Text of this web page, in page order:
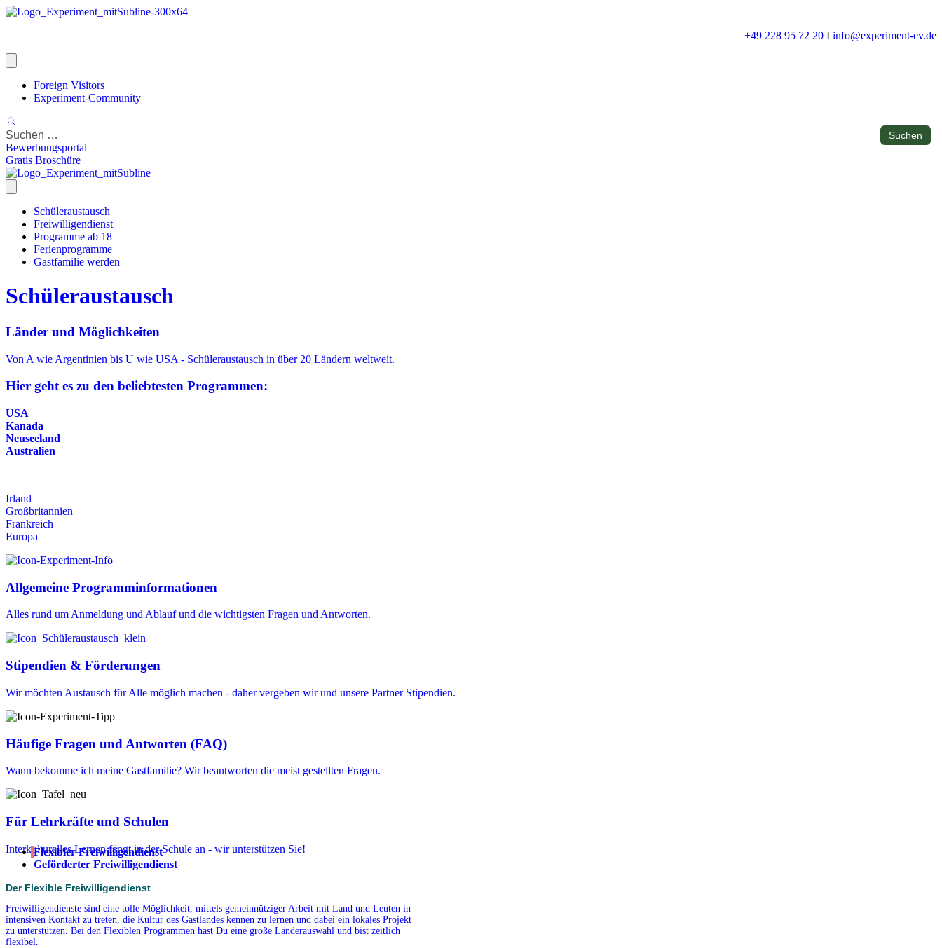
+49 228 95 72 20 I info@experiment-ev.de
Foreign Visitors
Experiment-Community
Bewerbungsportal
Gratis Broschüre
Schüleraustausch
Freiwilligendienst
Programme ab 18
Ferienprogramme
Gastfamilie werden
Schüleraustausch
Länder und Möglichkeiten
Von A wie Argentinien bis U wie USA - Schüleraustausch in über 20 Ländern weltweit.
Hier geht es zu den beliebtesten Programmen:
USA
Kanada
Neuseeland
Australien
Irland
Großbritannien
Frankreich
Europa
Allgemeine Programminformationen
Alles rund um Anmeldung und Ablauf und die wichtigsten Fragen und Antworten.
Stipendien & Förderungen
Wir möchten Austausch für Alle möglich machen - daher vergeben wir und unsere Partner Stipendien.
Häufige Fragen und Antworten (FAQ)
Wann bekomme ich meine Gastfamilie? Wir beantworten die meist gestellten Fragen.
Für Lehrkräfte und Schulen
Interkulturelles Lernen fängt in der Schule an - wir unterstützen Sie!
Flexibler Freiwilligendienst
Geförderter Freiwilligendienst
Der Flexible Freiwilligendienst
Freiwilligendienste sind eine tolle Möglichkeit, mittels gemeinnütziger Arbeit mit Land und Leuten in
intensiven Kontakt zu treten, die Kultur des Gastlandes kennen zu lernen und dabei ein lokales Projekt
zu unterstützen. Bei den Flexiblen Programmen hast Du eine große Länderauswahl und bist zeitlich
flexibel.